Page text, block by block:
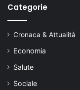
Categorie
Cronaca & Attualità
Economia
Salute
Sociale